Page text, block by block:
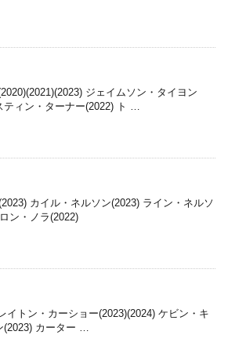
ジェイムソン・タイヨン
ティン・ターナー(2022) ト …
カイル・ネルソン(2023) ライン・ネルソ
ン・ノラ(2022)
イトン・カーショー(2023)(2024) ケビン・キ
(2023) カーター …